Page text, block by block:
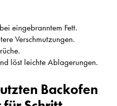
eingebranntem Fett.
Verschmutzungen.
löst leichte Ablagerungen.
Backofen